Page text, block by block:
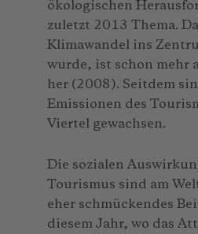
ökologischen
zuletzt 2013 Thema.
Klimawandel ins
wurde, ist schon mehr
her (2008). Seitdem
Emissionen des
Viertel gewachsen.
Die sozialen
Tourismus sind am
eher schmückendes
diesem Jahr, wo das